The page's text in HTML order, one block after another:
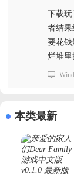
下载
者结
要花
烂堆
本类最新